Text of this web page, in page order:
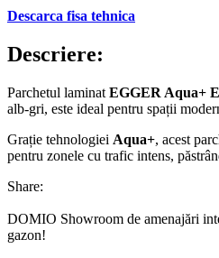
Descarca fisa tehnica
Descriere:
Parchetul laminat EGGER Aqua+
alb-gri, este ideal pentru spații
Grație tehnologiei Aqua+, acest
pentru zonele cu trafic intens,
Share:
DOMIO Showroom de amenajări
gazon!